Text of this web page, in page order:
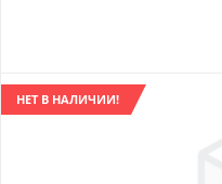
НЕТ В НАЛИЧИИ!